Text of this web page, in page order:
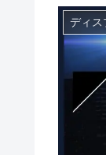
ディス